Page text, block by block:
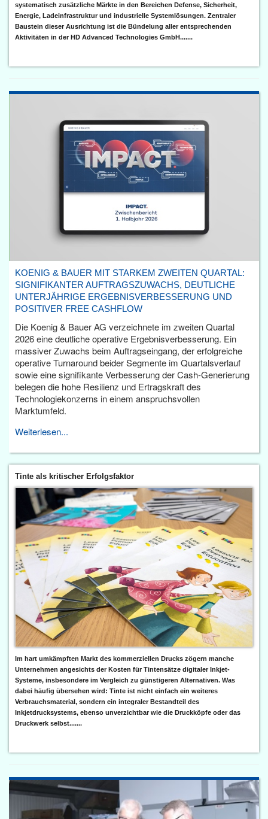
systematisch zusätzliche Märkte in den Bereichen Defense, Sicherheit,
Energie, Ladeinfrastruktur und industrielle Systemlösungen. Zentraler
Baustein dieser Ausrichtung ist die Bündelung aller entsprechenden
Aktivitäten in der HD Advanced Technologies GmbH.......
KOENIG & BAUER MIT STARKEM ZWEITEN QUARTAL:
SIGNIFIKANTER AUFTRAGSZUWACHS, DEUTLICHE
UNTERJÄHRIGE ERGEBNISVERBESSERUNG UND
POSITIVER FREE CASHFLOW
Die Koenig & Bauer AG verzeichnete im zweiten Quartal
2026 eine deutliche operative Ergebnisverbesserung. Ein
massiver Zuwachs beim Auftragseingang, der erfolgreiche
operative Turnaround beider Segmente im Quartalsverlauf
sowie eine signifikante Verbesserung der Cash-Generierung
belegen die hohe Resilienz und Ertragskraft des
Technologiekonzerns in einem anspruchsvollen
Marktumfeld.
Weiterlesen...
Tinte als kritischer Erfolgsfaktor
Im hart umkämpften Markt des kommerziellen Drucks zögern manche
Unternehmen angesichts der Kosten für Tintensätze digitaler Inkjet-
Systeme, insbesondere im Vergleich zu günstigeren Alternativen. Was
dabei häufig übersehen wird: Tinte ist nicht einfach ein weiteres
Verbrauchsmaterial, sondern ein integraler Bestandteil des
Inkjetdrucksystems, ebenso unverzichtbar wie die Druckköpfe oder das
Druckwerk selbst.......